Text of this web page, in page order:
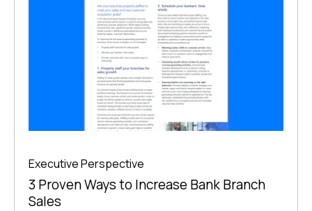
Executive Perspective
3 Proven Ways to Increase Bank Branch
Sales